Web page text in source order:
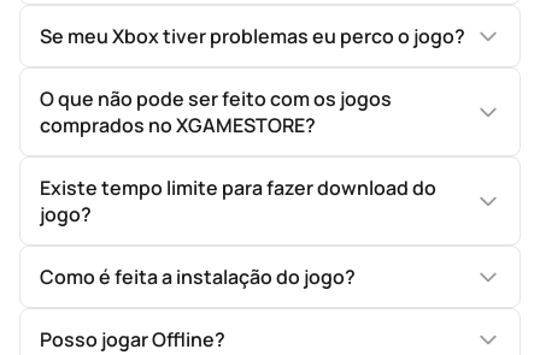
Se meu Xbox tiver problemas eu perco o jogo?
O que não pode ser feito com os jogos
comprados no XGAMESTORE?
Existe tempo limite para fazer download do
jogo?
Como é feita a instalação do jogo?
Posso jogar Offline?